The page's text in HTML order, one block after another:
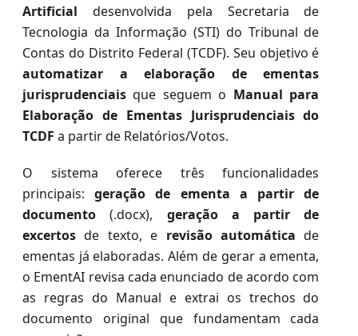
Artificial desenvolvida pela Secretaria de
Tecnologia da Informação (STI) do Tribunal de
Contas do Distrito Federal (TCDF). Seu objetivo é
automatizar a elaboração de ementas
jurisprudenciaisque seguem o Manual para
Elaboração de Ementas Jurisprudenciais do
TCDF a partir de Relatórios/Votos.
O sistema oferece três funcionalidades
principais:geração de ementa a partir de
documento(.docx), geração a partir de
excertosde texto, e revisão automática de
ementas já elaboradas. Além de gerar a ementa,
o EmentAI revisa cada enunciado de acordo com
as regras do Manual e extrai os trechos do
documento original que fundamentam cada